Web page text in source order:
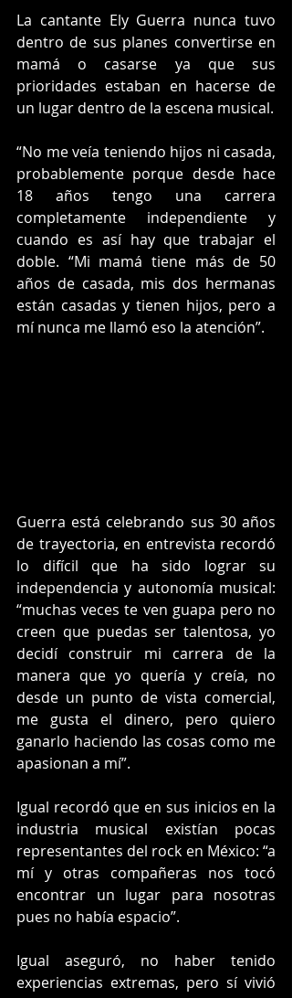
La cantante Ely Guerra nunca tuvo
dentro de sus planes convertirse en
mamá o casarse ya que sus
prioridades estaban en hacerse de
“No me veía teniendo hijos ni casada,
probablemente porque desde hace
18 años tengo una carrera
completamente independiente y
cuando es así hay que trabajar el
doble. “Mi mamá tiene más de 50
años de casada, mis dos hermanas
están casadas y tienen hijos, pero a
mí nunca me llamó eso la atención”.
Guerra está celebrando sus 30 años
de trayectoria, en entrevista recordó
lo difícil que ha sido lograr su
independencia y autonomía musical:
“muchas veces te ven guapa pero no
creen que puedas ser talentosa, yo
decidí construir mi carrera de la
manera que yo quería y creía, no
desde un punto de vista comercial,
me gusta el dinero, pero quiero
ganarlo haciendo las cosas como me
apasionan a mí”.
Igual recordó que en sus inicios en la
industria musical existían pocas
representantes del rock en México: “a
mí y otras compañeras nos tocó
encontrar un lugar para nosotras
pues no había espacio”.
Igual aseguró, no haber tenido
experiencias extremas, pero sí vivió